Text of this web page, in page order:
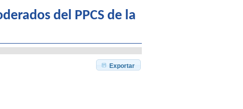
del PPCS de la
Exportar